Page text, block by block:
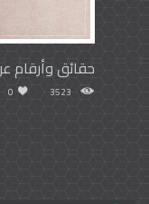
حقائق وأرقام
3523
0